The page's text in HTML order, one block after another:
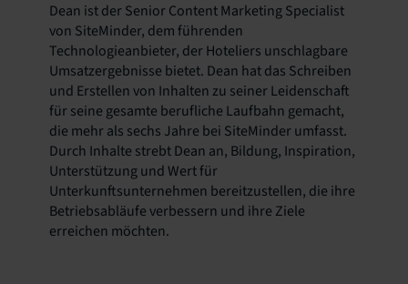
Dean ist der Senior Content Marketing Specialist
von SiteMinder, dem führenden
Technologieanbieter, der Hoteliers unschlagbare
Umsatzergebnisse bietet. Dean hat das Schreiben
und Erstellen von Inhalten zu seiner Leidenschaft
für seine gesamte berufliche Laufbahn gemacht,
die mehr als sechs Jahre bei SiteMinder umfasst.
Durch Inhalte strebt Dean an, Bildung, Inspiration,
Unterstützung und Wert für
Unterkunftsunternehmen bereitzustellen, die ihre
Betriebsabläufe verbessern und ihre Ziele
erreichen möchten.